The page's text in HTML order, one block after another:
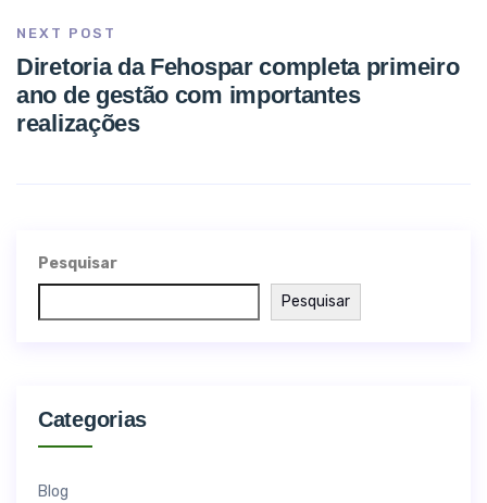
NEXT POST
Diretoria da Fehospar completa primeiro
ano de gestão com importantes
realizações
Pesquisar
Pesquisar
Categorias
Blog